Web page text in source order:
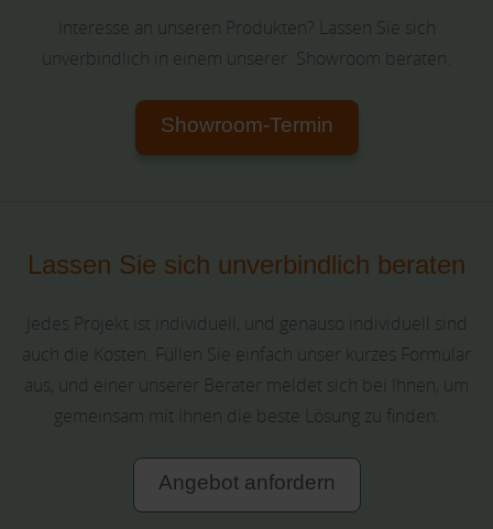
Interesse an unseren Produkten? Lassen Sie sich
unverbindlich in einem unserer Showroom beraten.
Showroom-Termin
Lassen Sie sich unverbindlich beraten
Jedes Projekt ist individuell, und genauso individuell sind
auch die Kosten. Füllen Sie einfach unser kurzes Formular
aus, und einer unserer Berater meldet sich bei Ihnen, um
gemeinsam mit Ihnen die beste Lösung zu finden.
Angebot anfordern